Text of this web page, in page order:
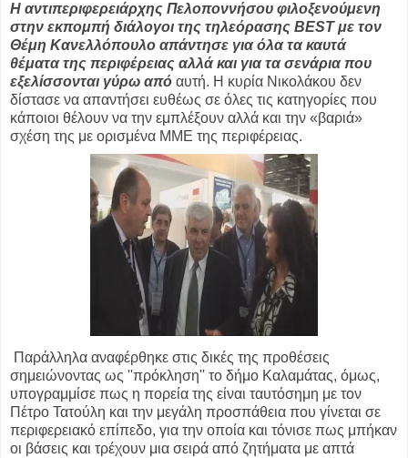
Η αντιπεριφερειάρχης Πελοποννήσου φιλοξενούμενη
στην εκπομπή διάλογοι της τηλεόρασης BEST με τον
Θέμη Κανελλόπουλο απάντησε για όλα τα καυτά
θέματα της περιφέρειας αλλά και για τα σενάρια που
εξελίσσονται γύρω από αυτή. Η κυρία Νικολάκου δεν
δίστασε να απαντήσει ευθέως σε όλες τις κατηγορίες που
κάποιοι θέλουν να την εμπλέξουν αλλά και την «βαριά»
σχέση της με ορισμένα ΜΜΕ της περιφέρειας.
Παράλληλα αναφέρθηκε στις δικές της προθέσεις
σημειώνοντας ως ''πρόκληση'' το δήμο Καλαμάτας, όμως,
υπογραμμίσε πως η πορεία της είναι ταυτόσημη με τον
Πέτρο Τατούλη και την μεγάλη προσπάθεια που γίνεται σε
περιφερειακό επίπεδο, για την οποία και τόνισε πως μπήκαν
οι βάσεις και τρέχουν μια σειρά από ζητήματα με απτά